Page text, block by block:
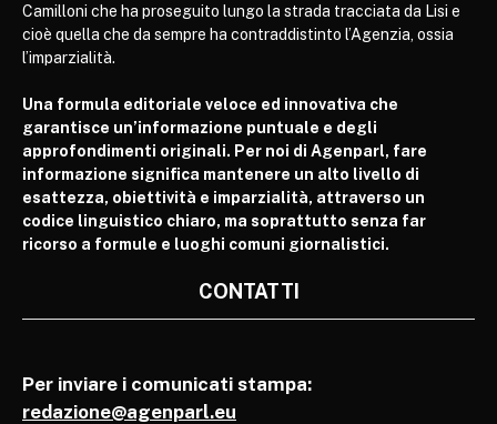
Camilloni che ha proseguito lungo la strada tracciata da Lisi e
cioè quella che da sempre ha contraddistinto l’Agenzia, ossia
l’imparzialità.
Una formula editoriale veloce ed innovativa che
garantisce un’informazione puntuale e degli
approfondimenti originali. Per noi di Agenparl, fare
informazione significa mantenere un alto livello di
esattezza, obiettività e imparzialità, attraverso un
codice linguistico chiaro, ma soprattutto senza far
ricorso a formule e luoghi comuni giornalistici.
CONTATTI
Per inviare i comunicati stampa:
redazione@agenparl.eu